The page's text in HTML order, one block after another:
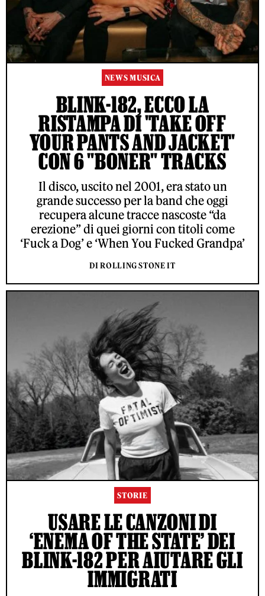
NEWS MUSICA
BLINK-182, ECCO LA
RISTAMPA DI 'TAKE OFF
YOUR PANTS AND JACKET'
CON 6 "BONER" TRACKS
Il disco, uscito nel 2001, era stato un
grande successo per la band che oggi
recupera alcune tracce nascoste “da
erezione” di quei giorni con titoli come
‘Fuck a Dog’ e ‘When You Fucked Grandpa’
DI ROLLING STONE IT
STORIE
USARE LE CANZONI DI
‘ENEMA OF THE STATE’ DEI
BLINK-182 PER AIUTARE GLI
IMMIGRATI